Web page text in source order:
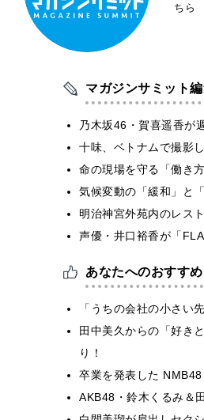
ちら
マガジンサミット
乃木坂46・賀喜遥香が
十味、ベトナムで撮影
命の現場を守る「働き
気候変動の「緩和」と
明治神宮外苑内のレス
声優・井口裕香が「
あなたへのおすすめ
「うちの会社の小さい
田中美久からの「好き
り！
卒業を発表した
AKB48・鈴木くるみ＆